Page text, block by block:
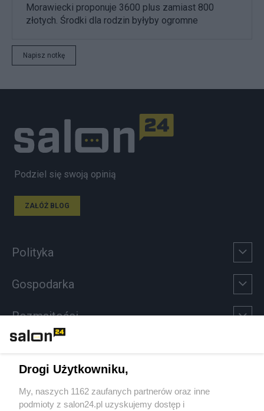
Morawiecki proponuje 3600 plus zamiast 800
złotych. Środki dla rodzin byłyby ogromne
Napisz notkę
Podziel się swoją opinią
ZAŁÓŻ BLOG
Polityka
Gospodarka
Rozmaitości
Sport
Drogi Użytkowniku,
My, naszych 1162 zaufanych partnerów oraz inne
podmioty z salon24.pl uzyskujemy dostęp i